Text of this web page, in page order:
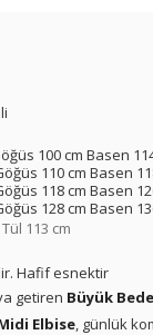
100 cm Basen
110 cm Basen
118 cm Basen
128 cm Basen
113 cm
Hafif esnektir
getiren Büyük
Elbise , günlük